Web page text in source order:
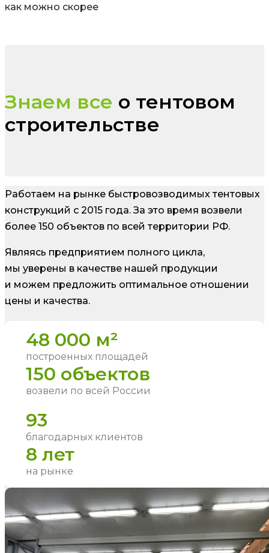
как можно скорее
Знаем все о тентовом
строительстве
Работаем на рынке быстровозводимых тентовых
конструкций с 2015 года. За это время возвели
более 150 объектов по всей территории РФ.
Являясь предприятием полного цикла,
мы уверены в качестве нашей продукции
и можем предложить оптимальное отношении
цены и качества.
48 000 м²
построенных площадей
150 объектов
возвели по всей России
93
благодарных клиентов
8 лет
на рынке